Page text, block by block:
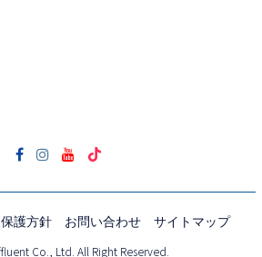
護方針 お問い合わせ サイトマップ
Co., Ltd. All Right Reserved.